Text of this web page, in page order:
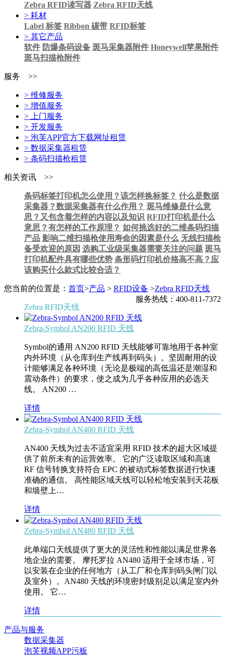
Zebra RFID读写器 Zebra RFID天线
> 耗材
Label 标签 Ribbon 碳带 RFID标签
> 其它产品
软件 防爆条码设备 斑马采集器附件 Honeywell苹果附件
斑马扫描枪附件
服务 >>
> 维修服务
> 增值服务
> 上门服务
> 开发服务
> 泡芙APP官方下载网址租赁
> 数据采集器租赁
> 条码扫描枪租赁
相关资讯 >>
条码标签打印机怎么使用？该怎样换标签？ 什么是数据
采集器？数据采集器有什么作用？ 斑马维修是什么意
思？又包含着怎样的内容以及知识 RFID打印机是什么
意思？有怎样的工作原理？ 如何挑选好的二维条码扫描
产品 影响二维扫描枪使用寿命的因素是什么 无线扫描枪
备受欢迎的原因 选购工业级采集器需要关注的问题 斑马
打印机配件具有哪些优势 条形码打印机价格高不高？应
该购买什么款式比较合适？
您当前的位置是： 首页>产品 > RFID设备 >Zebra RFID天线
服务热线：400-811-7372
Zebra RFID天线
Zebra-Symbol AN200 RFID 天线
Symbol的通用 AN200 RFID 天线能够可靠地用于各种室
内外环境（从仓库到生产线再到码头）。坚固耐用的设
计能够满足各种环境（无论是极端的高低温还是潮湿和
震动条件）的要求，使之成为几乎各种应用的必选天
线。 AN200 …
详情
Zebra-Symbol AN400 RFID 天线
AN400 天线为过去不适宜采用 RFID 技术的超大区域提
供了前所未有的运营效率。 它的广泛读取区域和高速
RF 信号转换支持符合 EPC 的被动式标签数据进行快速
准确的通信。 高性能区域天线可以轻松地安装到天花板
和墙壁上…
详情
Zebra-Symbol AN480 RFID 天线
此单端口天线提供了更大的灵活性和性能以满足世界各
地企业的需要。 摩托罗拉 AN480 适用于全球市场，可
以安装在企业的任何地方（从工厂和仓库到码头闸门以
及室外）。AN480 天线的环境密封级别足以满足室内外
使用。 它…
详情
产品与服务
数据采集器
泡芙视频APP污板